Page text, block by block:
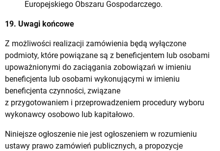
Europejskiego Obszaru Gospodarczego.
19. Uwagi końcowe
Z możliwości realizacji zamówienia będą wyłączone
podmioty, które powiązane są z beneficjentem lub osobami
upoważnionymi do zaciągania zobowiązań w imieniu
beneficjenta lub osobami wykonującymi w imieniu
beneficjenta czynności, związane
z przygotowaniem i przeprowadzeniem procedury wyboru
wykonawcy osobowo lub kapitałowo.
Niniejsze ogłoszenie nie jest ogłoszeniem w rozumieniu
ustawy prawo zamówień publicznych, a propozycje